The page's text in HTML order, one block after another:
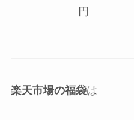
円
楽天市場の福袋は